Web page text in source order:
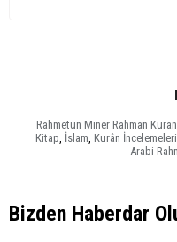
Rahmetün Miner Rahman
Kitap, İslam, Kurân İncelemeleri
Arabi
Bizden Haberdar